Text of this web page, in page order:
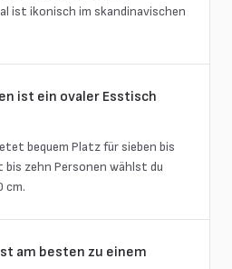
ist ikonisch im skandinavischen
ist ein ovaler Esstisch
bequem Platz für sieben bis
zehn Personen wählst du
cm.
am besten zu einem